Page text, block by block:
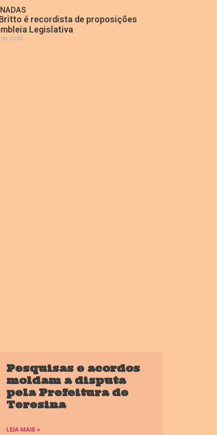
é recordista de proposições
Legislativa
de 2020
Pesquisas e acordos
moldam a disputa
pela Prefeitura de
Teresina
LEIA MAIS »